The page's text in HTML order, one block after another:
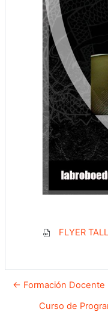
FLYER
← Formación Docente
Curso de